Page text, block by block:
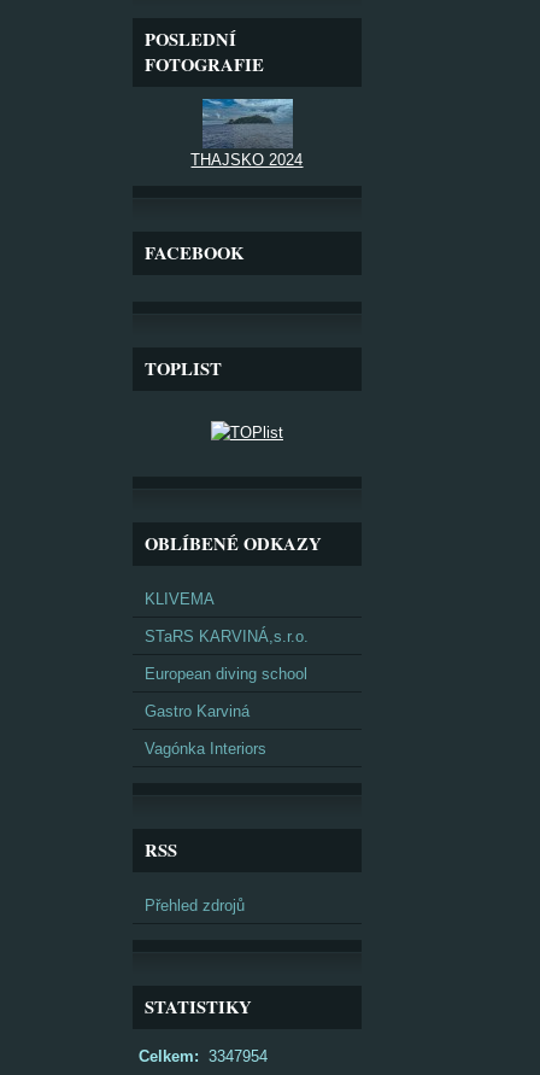
POSLEDNÍ
FOTOGRAFIE
THAJSKO 2024
FACEBOOK
TOPLIST
OBLÍBENÉ ODKAZY
KLIVEMA
STaRS KARVINÁ,s.r.o.
European diving school
Gastro Karviná
Vagónka Interiors
RSS
Přehled zdrojů
STATISTIKY
Celkem: 3347954